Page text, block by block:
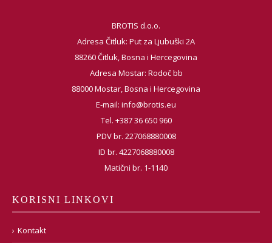
BROTIS d.o.o.
Adresa Čitluk: Put za Ljubuški 2A
88260 Čitluk, Bosna i Hercegovina
Adresa Mostar: Rodoč bb
88000 Mostar, Bosna i Hercegovina
E-mail: info@brotis.eu
Tel. +387 36 650 960
PDV br. 227068880008
ID br. 4227068880008
Matični br. 1-1140
KORISNI LINKOVI
Kontakt